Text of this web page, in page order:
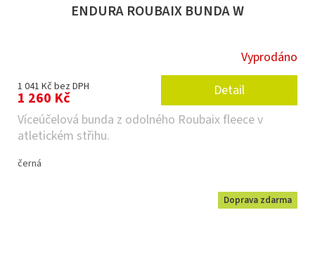
ENDURA ROUBAIX BUNDA W
Vyprodáno
1 041 Kč bez DPH
1 260 Kč
Detail
Víceúčelová bunda z odolného Roubaix fleece v
atletickém střihu.
černá
Doprava zdarma